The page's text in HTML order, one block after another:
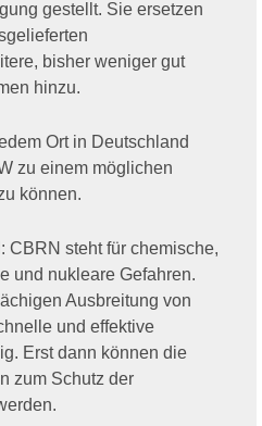
gestellt. Sie ersetzen
bisher weniger gut
hinzu.
Ort in Deutschland
zu einem möglichen
können.
CBRN steht für chemische,
und nukleare Gefahren.
Ausbreitung von
und effektive
Erst dann können die
zum Schutz der